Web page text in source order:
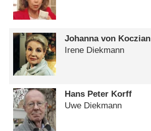
Johanna von Koczian
Irene Diekmann
Hans Peter Korff
Uwe Diekmann